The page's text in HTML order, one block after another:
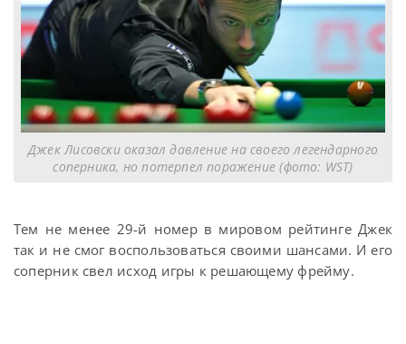
Джек Лисовски оказал давление на своего легендарного
соперника, но потерпел поражение (фото: WST)
Тем не менее 29-й номер в мировом рейтинге Джек
так и не смог воспользоваться своими шансами. И его
соперник свел исход игры к решающему фрейму.